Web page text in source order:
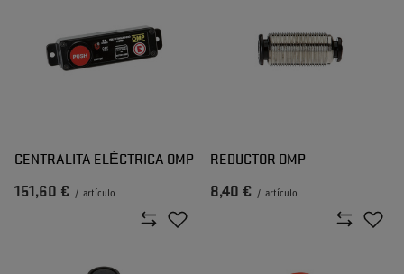
CENTRALITA ELÉCTRICA OMP
151,60 € / artículo
REDUCTOR OMP
8,40 € / artículo